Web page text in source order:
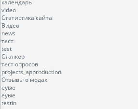
календарь
video
Статистика сайта
Видео
news
тест
test
Сталкер
тест опросов
projects_approduction
Отзывы о модах
еуые
еуые
testin